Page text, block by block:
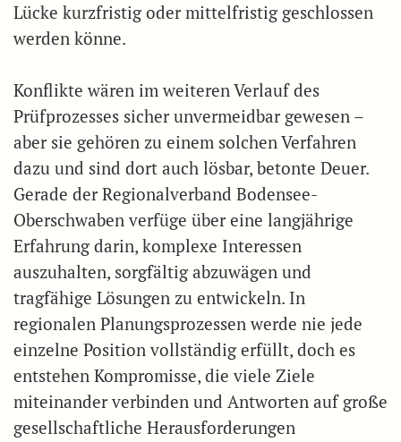
Lücke kurzfristig oder mittelfristig geschlossen
werden könne.
Konflikte wären im weiteren Verlauf des
Prüfprozesses sicher unvermeidbar gewesen –
aber sie gehören zu einem solchen Verfahren
dazu und sind dort auch lösbar, betonte Deuer.
Gerade der Regionalverband Bodensee-
Oberschwaben verfüge über eine langjährige
Erfahrung darin, komplexe Interessen
auszuhalten, sorgfältig abzuwägen und
tragfähige Lösungen zu entwickeln. In
regionalen Planungsprozessen werde nie jede
einzelne Position vollständig erfüllt, doch es
entstehen Kompromisse, die viele Ziele
miteinander verbinden und Antworten auf große
gesellschaftliche Herausforderungen